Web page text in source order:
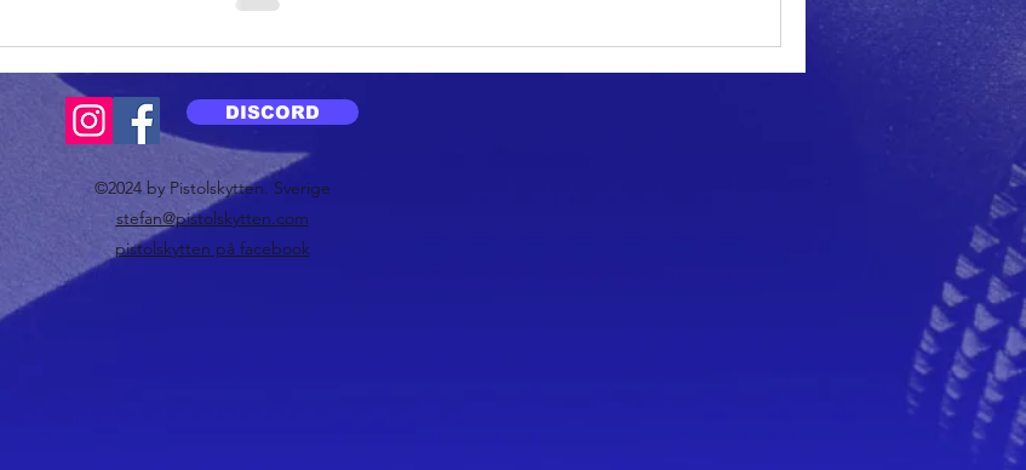
DISCORD
©2024 by Pistolskytten. Sverige
stefan@pistolskytten.com
pistolskytten på facebook